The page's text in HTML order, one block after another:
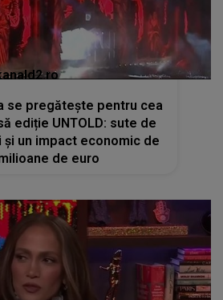
se pregătește pentru cea
ediție UNTOLD: sute de
un impact economic de
de euro